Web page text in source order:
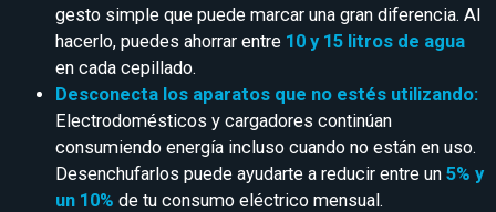
gesto simple que puede marcar una gran diferencia. Al
hacerlo, puedes ahorrar entre 10 y 15 litros de agua
en cada cepillado.
Desconecta los aparatos que no estés utilizando:
Electrodomésticos y cargadores continúan
consumiendo energía incluso cuando no están en uso.
Desenchufarlos puede ayudarte a reducir entre un 5% y
un 10% de tu consumo eléctrico mensual.